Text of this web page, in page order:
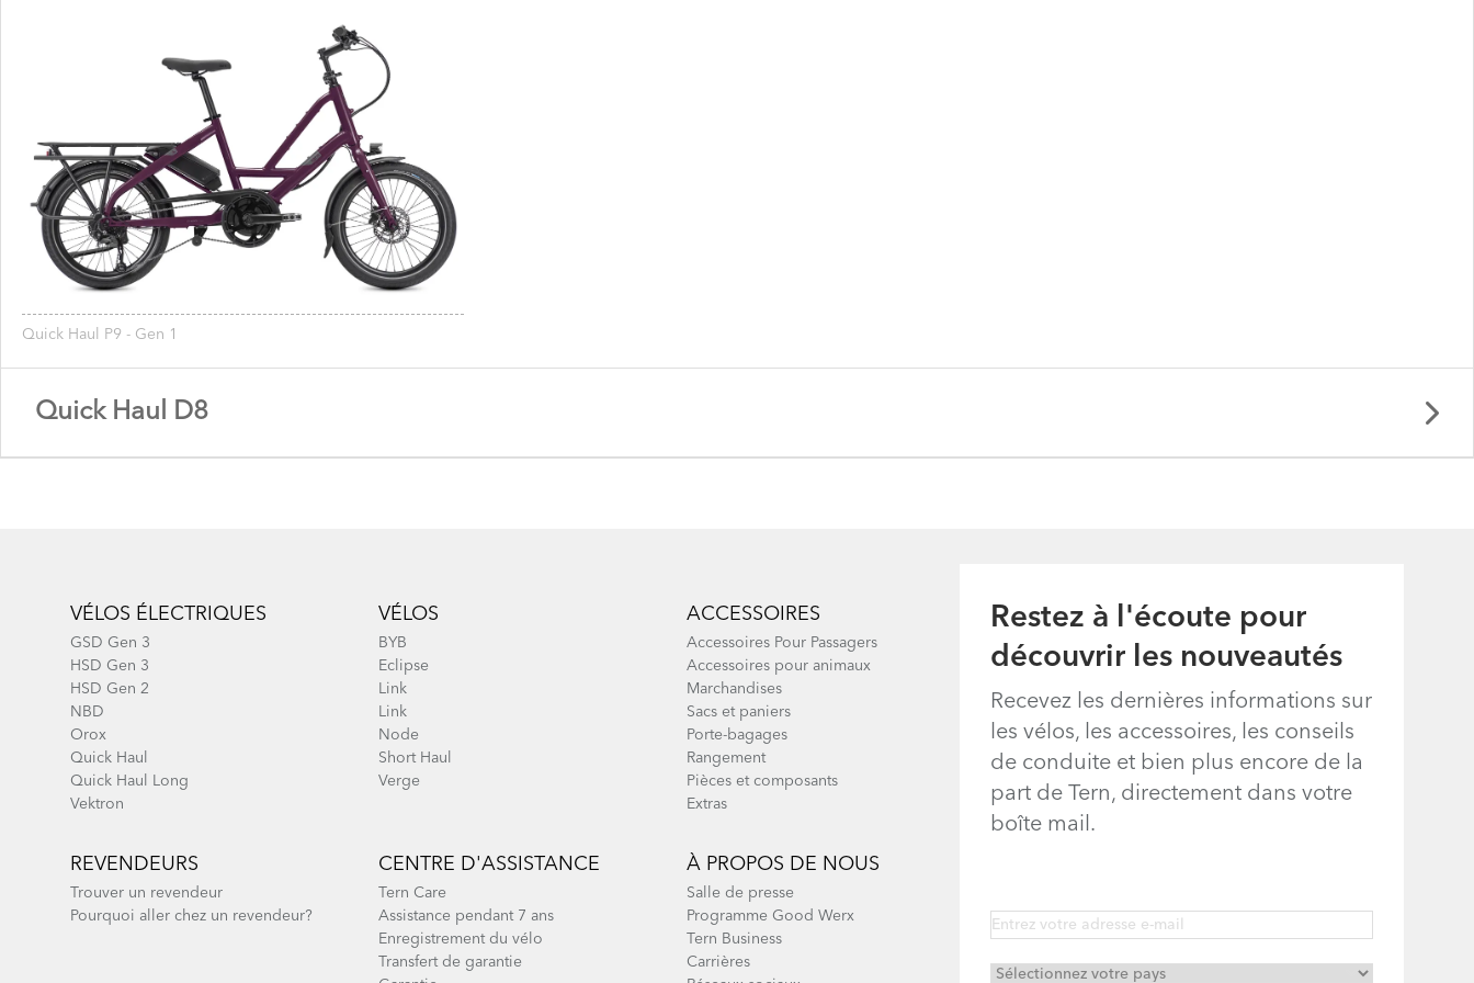
Quick Haul P9 - Gen 1
Quick Haul D8
Quick Haul D8 - Gen 1
Restez à l'écoute pour
découvrir les nouveautés
Recevez les dernières informations sur
les vélos, les accessoires, les conseils
de conduite et bien plus encore de la
part de Tern, directement dans votre
boîte mail.
VÉLOS ÉLECTRIQUES
GSD Gen 3
HSD Gen 3
HSD Gen 2
NBD
Orox
Quick Haul
Quick Haul Long
Vektron
VÉLOS
BYB
Eclipse
Link
Link
Node
Short Haul
Verge
ACCESSOIRES
Accessoires Pour Passagers
Accessoires pour animaux
Marchandises
Sacs et paniers
Porte-bagages
Rangement
Pièces et composants
Extras
REVENDEURS
Trouver un revendeur
Pourquoi aller chez un revendeur?
CENTRE D'ASSISTANCE
Tern Care
Assistance pendant 7 ans
Enregistrement du vélo
Transfert de garantie
À PROPOS DE NOUS
Salle de presse
Programme Good Werx
Tern Business
Carrières